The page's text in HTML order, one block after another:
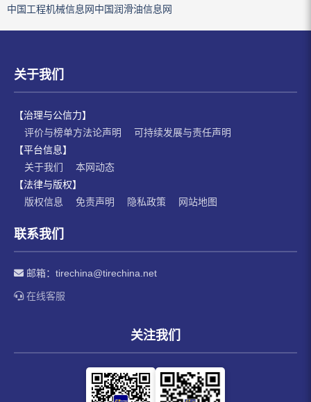
中国工程机械信息网中国润滑油信息网
关于我们
【治理与公信力】
评价与榜单方法论声明
可持续发展与责任声明
【平台信息】
关于我们
本网动态
【法律与版权】
版权信息
免责声明 隐私政策 网站地图
联系我们
邮箱： tirechina@tirechina.net
在线客服
关注我们